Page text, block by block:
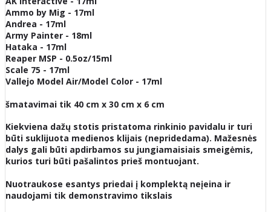
Ammo by Mig - 17ml
Andrea - 17ml
Army Painter - 18ml
Hataka - 17ml
Reaper MSP - 0.5oz/15ml
Scale 75 - 17ml
Vallejo Model Air/Model Color - 17ml
šmatavimai tik 40 cm x 30 cm x 6 cm
Kiekviena dažų stotis pristatoma rinkinio pavidalu ir turi
būti suklijuota medienos klijais (nepridedama). Mažesnės
dalys gali būti apdirbamos su jungiamaisiais smeigėmis,
kurios turi būti pašalintos prieš montuojant.
Nuotraukose esantys priedai į komplektą neįeina ir
naudojami tik demonstravimo tikslais